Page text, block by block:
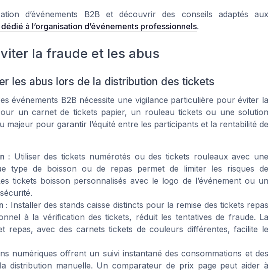
d’événements B2B et découvrir des conseils adaptés aux
à l’organisation d’événements professionnels.
la fraude et les abus
les abus lors de la distribution des tickets
événements B2B nécessite une vigilance particulière pour éviter la
un carnet de tickets papier, un rouleau tickets ou une solution
pour garantir l’équité entre les participants et la rentabilité de
: Utiliser des tickets numérotés ou des tickets rouleaux avec une
type de boisson ou de repas permet de limiter les risques de
tickets boisson personnalisés avec le logo de l’événement ou un
: Installer des stands caisse distincts pour la remise des tickets repas
à la vérification des tickets, réduit les tentatives de fraude. La
repas, avec des carnets tickets de couleurs différentes, facilite le
numériques offrent un suivi instantané des consommations et des
distribution manuelle. Un comparateur de prix page peut aider à